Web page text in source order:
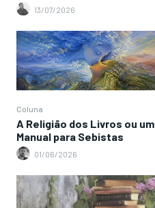
13/07/2026
Coluna
A Religião dos Livros ou um
Manual para Sebistas
01/06/2026